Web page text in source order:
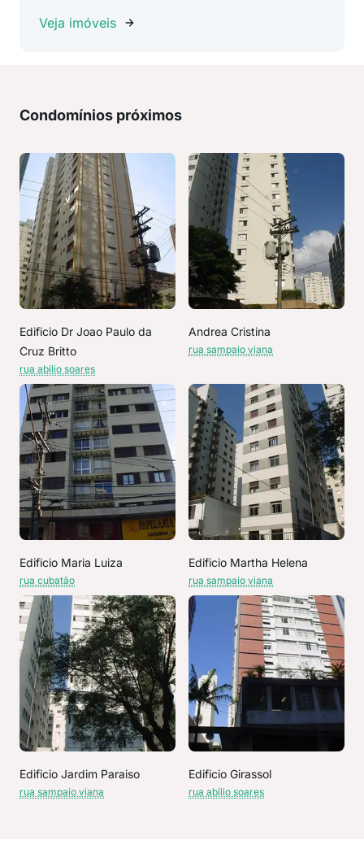
Veja imóveis
Condomínios próximos
Edificio Dr Joao Paulo da
Cruz Britto
rua abílio soares
Andrea Cristina
rua sampaio viana
Edificio Maria Luiza
rua cubatão
Edificio Martha Helena
rua sampaio viana
Edificio Jardim Paraiso
rua sampaio viana
Edificio Girassol
rua abílio soares